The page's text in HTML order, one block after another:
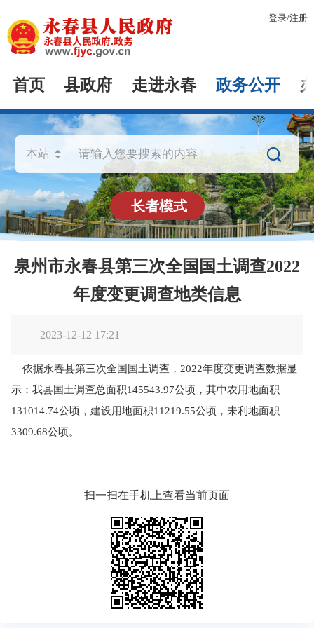
登录/注册
首页 县政府 走进永春 政务公开

长者模式
泉州市永春县第三次全国国土调查2022
年度变更调查地类信息
2023-12-12 17:21
依据永春县第三次全国国土调查，2022年度变更调查数据显
示：我县国土调查总面积145543.97公顷，其中农用地面积
131014.74公顷，建设用地面积11219.55公顷，未利地面积
3309.68公顷。
扫一扫在手机上查看当前页面